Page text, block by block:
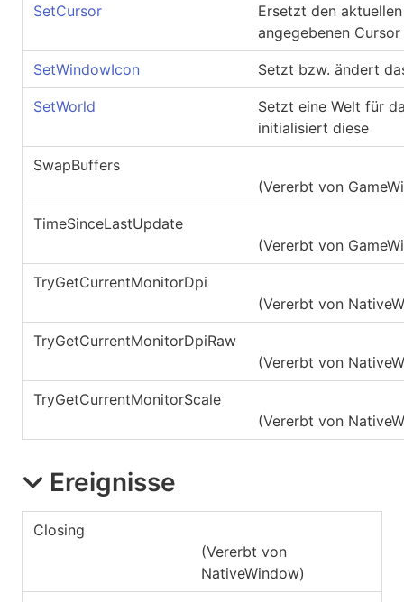
SetCursor
Ersetzt den
angegebenen Cursor
SetWindowIcon Setzt bzw. ändert
SetWorld
Setzt eine Welt für
initialisiert diese
SwapBuffers
(Vererbt von
TimeSinceLastUpdate
(Vererbt von
TryGetCurrentMonitorDpi
(Vererbt von
TryGetCurrentMonitorDpiRaw
(Vererbt von
TryGetCurrentMonitorScale
(Vererbt von
Ereignisse
Closing
(Vererbt von
NativeWindow)